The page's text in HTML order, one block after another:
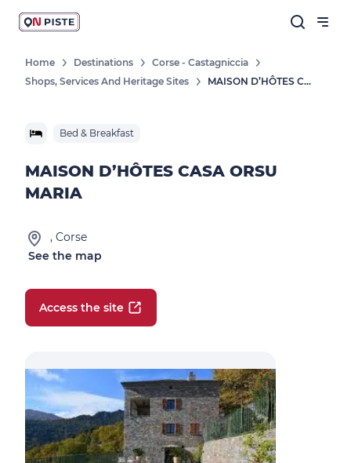
Home Destinations
Corse - Castagniccia
Shops, Services And Heritage Sites
MAISON D’HÔTES CASA ORSU MARIA
Bed & Breakfast
MAISON D’HÔTES CASA ORSU
MARIA
, Corse
See the map
Access the site